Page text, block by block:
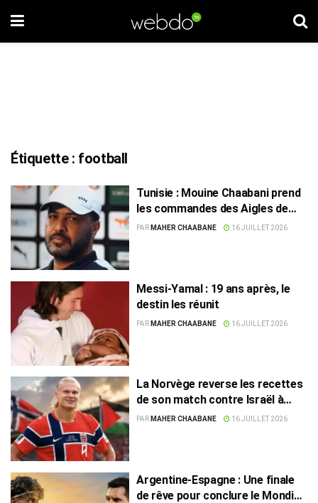
Étiquette : football
Tunisie : Mouine Chaabani prend
les commandes des Aigles de
Carthage
PAR MAHER CHAABANE 16 JUILLET 2026
Messi-Yamal : 19 ans après, le
destin les réunit
PAR MAHER CHAABANE 16 JUILLET 2026
La Norvège reverse les recettes
de son match contre Israël à
Gaza et porte son don à plus de
PAR MAHER CHAABANE 16 JUILLET 2026
Argentine-Espagne : Une finale
de rêve pour conclure le Mondial